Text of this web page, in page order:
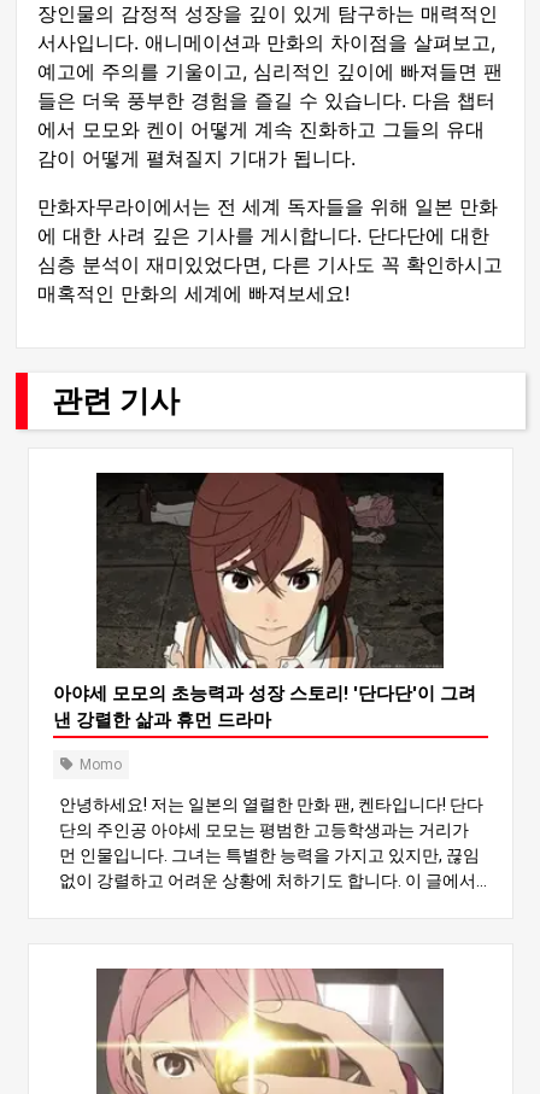
장인물의 감정적 성장을 깊이 있게 탐구하는 매력적인
서사입니다. 애니메이션과 만화의 차이점을 살펴보고,
예고에 주의를 기울이고, 심리적인 깊이에 빠져들면 팬
들은 더욱 풍부한 경험을 즐길 수 있습니다. 다음 챕터
에서 모모와 켄이 어떻게 계속 진화하고 그들의 유대
감이 어떻게 펼쳐질지 기대가 됩니다.
만화자무라이에서는 전 세계 독자들을 위해 일본 만화
에 대한 사려 깊은 기사를 게시합니다. 단다단에 대한
심층 분석이 재미있었다면, 다른 기사도 꼭 확인하시고
매혹적인 만화의 세계에 빠져보세요!
관련 기사
아야세 모모의 초능력과 성장 스토리! '단다단'이 그려
낸 강렬한 삶과 휴먼 드라마
Momo
안녕하세요! 저는 일본의 열렬한 만화 팬, 켄타입니다! 단다
단의 주인공 아야세 모모는 평범한 고등학생과는 거리가
먼 인물입니다. 그녀는 특별한 능력을 가지고 있지만, 끊임
없이 강렬하고 어려운 상황에 처하기도 합니다. 이 글에서
필 아야세 모모는 활기차고 정의감 넘치는 고등학교 2학년
학생입니다. 중국식 긴 단발머리로 쉽게 눈에 띄는 스타일
입니다. 평소에는 쾌활하고 활달하며 때때로 싸움을 걸기
도 하지만, 속마음은 정직하고 솔직한 사람입니다. 종종 오
해를 받기도 하지만, 그녀의 본질은 동정심이 많고 정의감